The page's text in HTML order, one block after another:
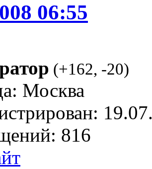
06:55
(+162, -20)
Москва
816